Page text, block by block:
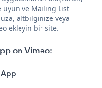
uyun ve Mailing List
altbilginize veya
ekleyin bir site.
on Vimeo: